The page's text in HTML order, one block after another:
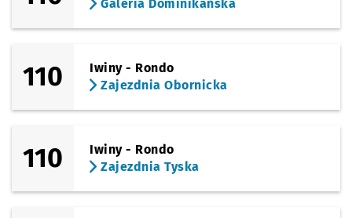
Zagłębiowska 29'
Sosnowiecka
Brochowska Sprawdź
Brochowska
Czas
32'
Zajezdnia Tyska
Galeria Dominikańska
110
Iwiny - Rondo
Zajezdnia Obornicka
110
Iwiny - Rondo
Zajezdnia Tyska